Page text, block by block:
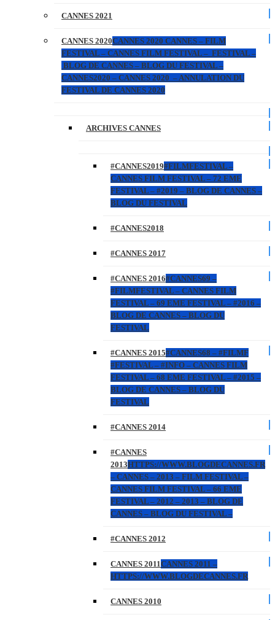
CANNES 2021
CANNES 2020CANNES 2020 CANNES – FILM
FESTIVAL – CANNES FILM FESTIVAL – FESTIVAL –
BLOG DE CANNES – BLOG DU FESTIVAL –
CANNES2020 – CANNES 2020 – ANNULATION DU
FESTIVAL DE CANNES 2020
ARCHIVES CANNES
#CANNES2019#FILMFESTIVAL –
CANNES FILM FESTIVAL – 72 EME
FESTIVAL – #2019 – BLOG DE CANNES –
BLOG DU FESTIVAL
#CANNES2018
#CANNES 2017
#CANNES 2016#CANNES69 –
#FILMFESTIVAL – CANNES FILM
FESTIVAL – 69 EME FESTIVAL – #2016 –
BLOG DE CANNES – BLOG DU
FESTIVAL
#CANNES 2015#CANNES68 – #FILMF
#FESTIVAL – #INFO – CANNES FILM
FESTIVAL – 68 EME FESTIVAL – #2015 –
BLOG DE CANNES – BLOG DU
FESTIVAL
#CANNES 2014
#CANNES
2013HTTPS://WWW.BLOGDECANNES.FR
– CANNES – 2013 – FILM FESTIVAL –
CANNES FILM FESTIVAL – 66 EME
FESTIVAL – 2012 – 2013 – BLOG DE
CANNES – BLOG DU FESTIVAL –
#CANNES 2012
CANNES 2011CANNES 2011 –
HTTPS://WWW.BLOGDECANNES.FR
CANNES 2010